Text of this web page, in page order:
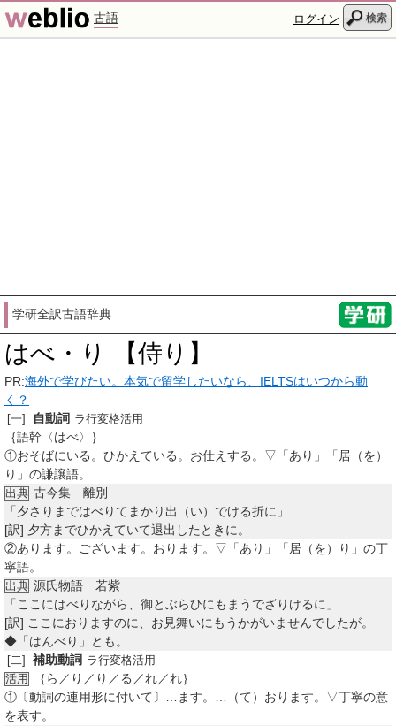
古語 ログイン 検索
学研全訳古語辞典
はべ・り 【侍り】
PR:海外で学びたい。本気で留学したいなら、IELTSはいつから動
く？
[一] 自動詞 ラ行変格活用
｛語幹〈はべ〉｝
①おそばにいる。ひかえている。お仕えする。▽「あり」「居（を）
り」の謙譲語。
出典 古今集 離別
「夕さりまではべりてまかり出（い）でける折に」
[訳] 夕方までひかえていて退出したときに。
②あります。ございます。おります。▽「あり」「居（を）り」の丁
寧語。
出典 源氏物語 若紫
「ここにはべりながら、御とぶらひにもまうでざりけるに」
[訳] ここにおりますのに、お見舞いにもうかがいませんでしたが。
◆「はんべり」とも。
[二] 補助動詞 ラ行変格活用
活用
｛ら／り／り／る／れ／れ｝
① 〔動詞の連用形に付いて〕…ます。…（て）おります。▽丁寧の意
を表す。